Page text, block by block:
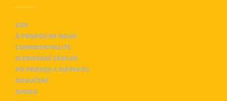
CGV
À PROPOS DE NOUS
CONFIDENTIALITÉ
SLEDOVÁNÍ ZÁSILEK
PO PRODEJI A NÁVRATU
DORUČENÍ
SHODA